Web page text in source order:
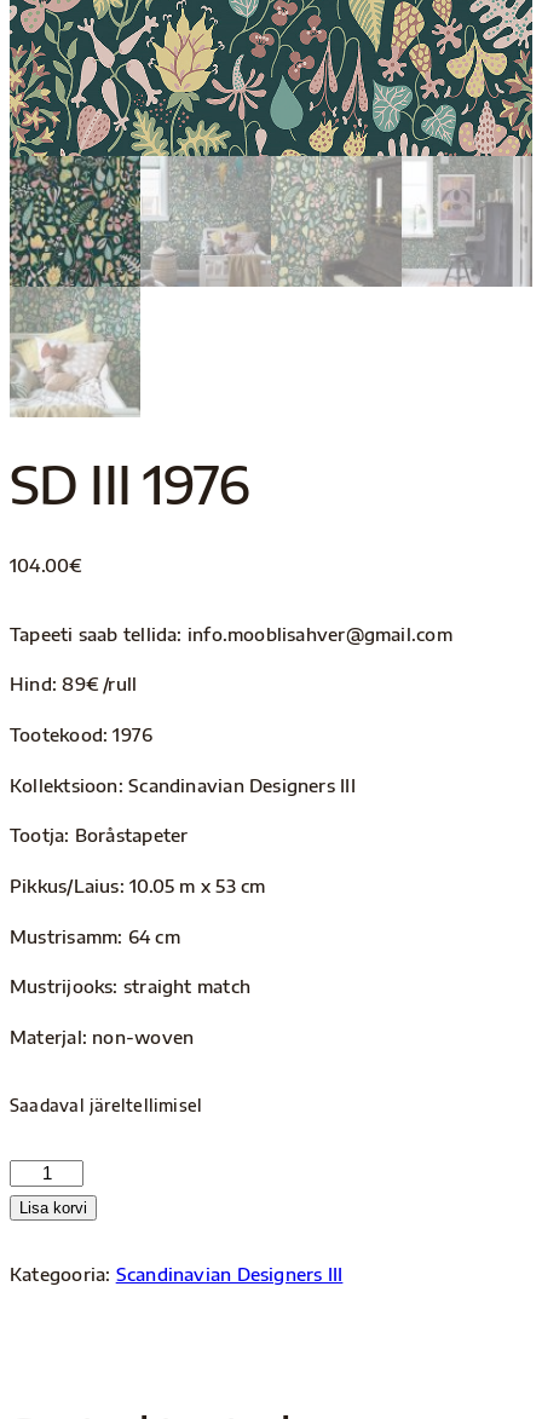
SD III 1976
104.00€
Tapeeti saab tellida: info.mooblisahver@gmail.com
Hind: 89€ /rull
Tootekood: 1976
Kollektsioon: Scandinavian Designers III
Tootja: Boråstapeter
Pikkus/Laius: 10.05 m x 53 cm
Mustrisamm: 64 cm
Mustrijooks: straight match
Materjal: non-woven
Saadaval järeltellimisel
III
kogus
Lisa korvi
Kategooria: Scandinavian Designers III